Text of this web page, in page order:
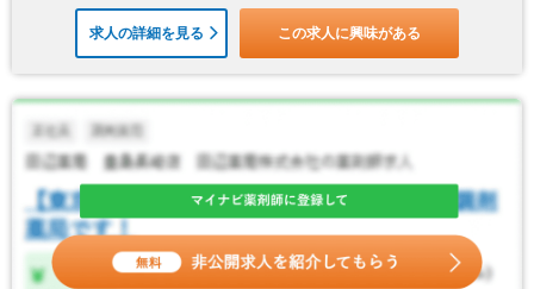
求人の詳細を見る この求人に興味がある